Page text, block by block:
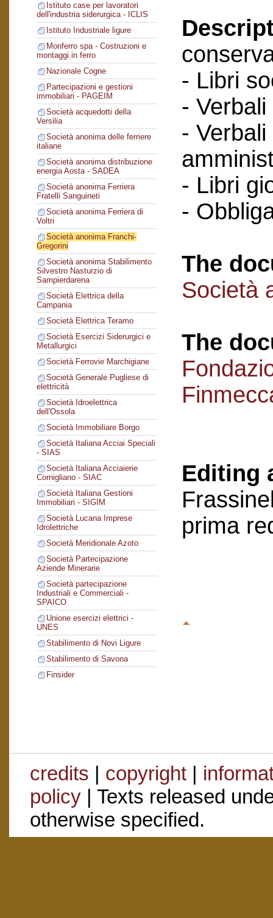
Istituto case per lavoratori
dell'industria siderurgica - ICLIS
Istituto Industriale ligure
Monferro spa - Costruzioni e
montaggi in ferro
Nazionale Cogne
Partecipazioni e gestioni
immobiliari - PAGEIM
Società acquedotti della
Versilia
Società anonima delle ferriere
italiane
Società anonima distribuzione
energia Aosta - SADEA
Società anonima Ferriera
Fratelli Sanguineti
Società anonima Ferriera di
Voltri
Società anonima Franchi-
Gregorini
Società anonima Stabilimento
Silvestro Nasturzio di
Sampierdarena
Società Elettrica della
Campania
Società Elettrica Teramo
Società Esercizi Siderurgici e
Metallurgici
Società Ferrovie Marchigiane
Società Generale Pugliese di
elettricità
Società Idroelettrica
dell'Ossola
Società Immobiliare Borgo
Società Italiana Acciai Speciali
- SIAS
Società Italiana Acciaierie
Cornigliano - SIAC
Società Italiana Gestioni
Immobiliari - SIGIM
Società Lucana Imprese
Idrolettriche
Società Meridionale Azoto
Società Partecipazione
Aziende Minerarie
Società partecipazione
Industriali e Commerciali -
SPAICO
Unione esercizi elettrici -
UNES
Stabilimento di Novi Ligure
Stabilimento di Savona
Finsider
- Libri
-
-
- Libri
-
The
Società
The
Editing
prima
credits | copyright|
policy| Texts released
otherwise specified.